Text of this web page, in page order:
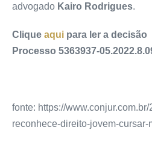
advogado Kairo Rodrigues.
Clique aqui para ler a decisão
Processo 5363937-
fonte: https://
reconhece-direito-jovem-